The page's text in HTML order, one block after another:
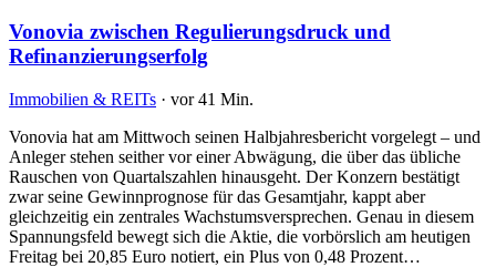
Vonovia zwischen Regulierungsdruck und
Refinanzierungserfolg
Immobilien & REITs · vor 41 Min.
Vonovia hat am Mittwoch seinen Halbjahresbericht vorgelegt – und
Anleger stehen seither vor einer Abwägung, die über das übliche
Rauschen von Quartalszahlen hinausgeht. Der Konzern bestätigt
zwar seine Gewinnprognose für das Gesamtjahr, kappt aber
gleichzeitig ein zentrales Wachstumsversprechen. Genau in diesem
Spannungsfeld bewegt sich die Aktie, die vorbörslich am heutigen
Freitag bei 20,85 Euro notiert, ein Plus von 0,48 Prozent…